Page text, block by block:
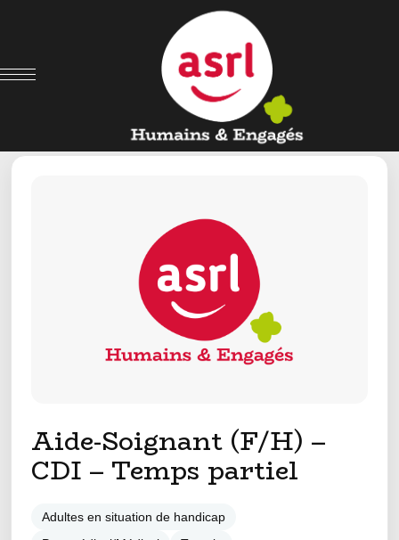
Aide-Soignant (F/H) –
CDI – Temps partiel
Adultes en situation de handicap